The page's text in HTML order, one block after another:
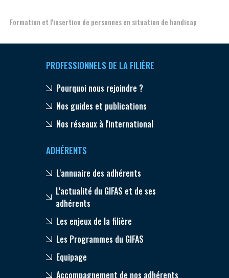
Formation et l'insertion de personnes en situation de handicap
PROFESSIONNELS DE LA FILIÈRE
Pourquoi nous rejoindre ?
Nos guides et publications
Nos réseaux à l'international
ADHÉRENTS
L'annuaire des adhérents
L'actualité du GIFAS et de ses
adhérents
Les enjeux de la filière
Les Programmes du GIFAS
Equipage
Accompagnement de nos adhérents